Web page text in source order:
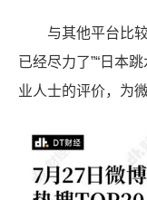
与其他平台比
已经尽力了”“日本
业人士的评价，为